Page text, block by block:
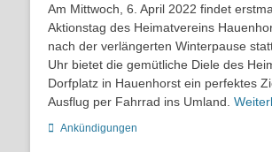
Am Mittwoch, 6. April 2022 findet
Aktionstag des Heimatvereins
nach der verlängerten Winterpause
Uhr bietet die gemütliche Diele des
Dorfplatz in Hauenhorst ein perfektes
Ausflug per Fahrrad ins Umland.
Kategorien
Ankündigungen